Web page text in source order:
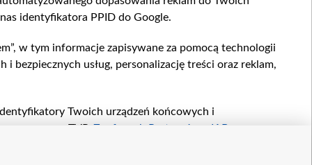
identyfikatora PPID do Google.
w tym informacje zapisywane za pomocą technologii
usług, personalizację treści oraz reklam,
Twoich urządzeń końcowych i
przez TVP, Zaufanych Partnerów z IAB